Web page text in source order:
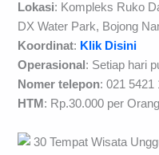
Lokasi: Kompleks Ruko
DX Water Park, Bojong
Koordinat: Klik Disini
Operasional : Setiap hari
Nomer telepon: 021 5421
HTM : Rp.30.000 per Orang